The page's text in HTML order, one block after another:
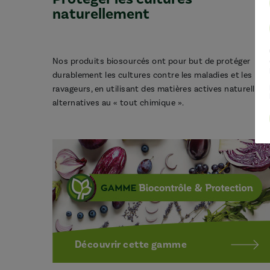
naturellement
Nos produits biosourcés ont pour but de protéger
durablement les cultures contre les maladies et les
ravageurs, en utilisant des matières actives naturelles,
alternatives au « tout chimique ».
Découvrir cette gamme